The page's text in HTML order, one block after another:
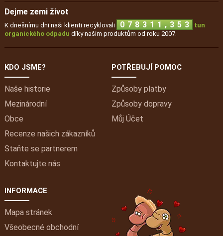
Dejme zemi život
K dnešnímu dni naši klienti recyklovali 0 7 8 3 1 1 , 3 5 3
tun
organického odpadu díky našim produktům od roku 2007.
KDO JSME?
Naše historie
Mezinárodní
Obce
Recenze našich zákazníků
Staňte se partnerem
Kontaktujte nás
POTŘEBUJÍ POMOC
Způsoby platby
Způsoby dopravy
Můj Účet
INFORMACE
Mapa stránek
Všeobecné obchodní